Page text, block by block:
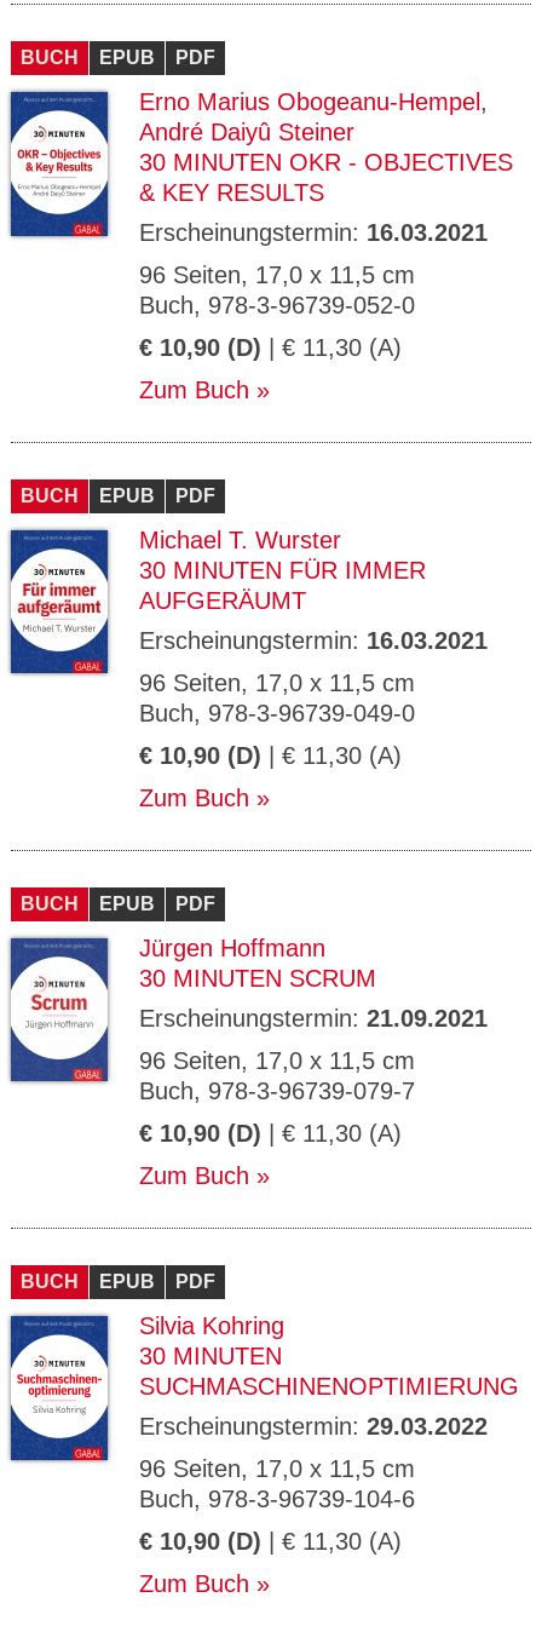
BUCH EPUB PDF
Erno Marius Obogeanu-Hempel ,
André Daiyû Steiner
30 MINUTEN OKR - OBJECTIVES
& KEY RESULTS
Erscheinungstermin: 16.03.2021
96 Seiten, 17,0 x 11,5 cm
Buch, 978-3-96739-052-0
€ 10,90 (D) | € 11,30 (A)
Zum Buch
BUCH EPUB PDF
Michael T. Wurster
30 MINUTEN FÜR IMMER
AUFGERÄUMT
Erscheinungstermin: 16.03.2021
96 Seiten, 17,0 x 11,5 cm
Buch, 978-3-96739-049-0
€ 10,90 (D) | € 11,30 (A)
Zum Buch
BUCH EPUB PDF
Jürgen Hoffmann
30 MINUTEN SCRUM
Erscheinungstermin: 21.09.2021
96 Seiten, 17,0 x 11,5 cm
Buch, 978-3-96739-079-7
€ 10,90 (D) | € 11,30 (A)
Zum Buch
BUCH EPUB PDF
Silvia Kohring
30 MINUTEN
SUCHMASCHINENOPTIMIERUNG
Erscheinungstermin: 29.03.2022
96 Seiten, 17,0 x 11,5 cm
Buch, 978-3-96739-104-6
€ 10,90 (D) | € 11,30 (A)
Zum Buch